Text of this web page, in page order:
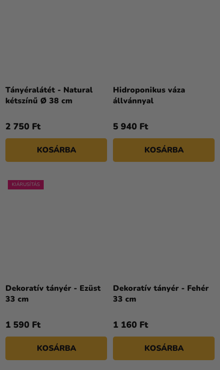
Tányéralátét - Natural
kétszínű Ø 38 cm
2 750 Ft
KOSÁRBA
Hidroponikus váza
állvánnyal
5 940 Ft
KOSÁRBA
KIÁRUSÍTÁS
Dekoratív tányér - Ezüst
33 cm
1 590 Ft
KOSÁRBA
Dekoratív tányér - Fehér
33 cm
1 160 Ft
KOSÁRBA